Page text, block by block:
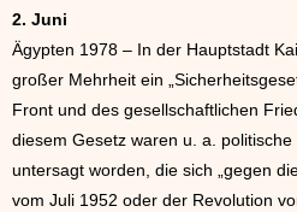
2. Juni
Ägypten 1978 – In der Hauptstadt
großer Mehrheit ein
Front und des gesellschaftlichen
diesem Gesetz waren u. a.
untersagt worden, die sich „gegen
vom Juli 1952 oder der Revolution